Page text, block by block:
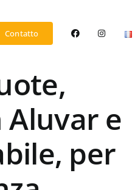
Contatto
e
per